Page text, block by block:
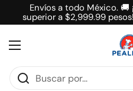
Ir al contenido
Envíos a todo México. 🚚
superior a $2,999.99
Abrir menú